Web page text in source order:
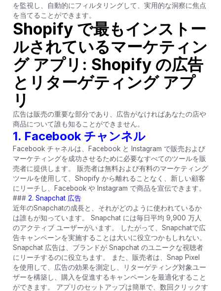
を監視し、自動的にフィルタリングして、実用的な洞察に焦点
を当てることができます。
Shopify で最もインストー
ルされているマーケティン
グ アプリ: Shopify の広告
とリターゲティング アプ
リ
広告は販売の重要な部分であり、広告がなければあなたの店や
商品について誰も知ることができません。
1. Facebook チャンネル
Facebook チャネルは、Facebook と Instagram で販売および
マーケティングを成功させるために必要なすべてのツールを販
売者に提供します。 販売者は無料および有料のマーケティング
ツールを使用して、Shopify から離れることなく、新しい顧客
にリーチし、Facebook や Instagram で商品を宣伝できます。
### 2. Snapchat 広告
近年のSnapchatの成長と、それがどのように使われているか
は誰もが知っています。 Snapchat には毎日平均 9,900 万人
のアクティブ ユーザーがいます。 したがって、Snapchatで広
告キャンペーンを実施することは大いに役立つかもしれない。
Snapchat 広告は、ブランドが Snapchat のユニークな視聴者
にリーチするのに役立ちます。 また、販売者は、Snap Pixel
を使用して、広告の効果を測定し、リターゲティング対象ユー
ザーを構築し、購入を促進するキャンペーンを最適化すること
ができます。 アプリのセットアップは簡単で、数回クリックす